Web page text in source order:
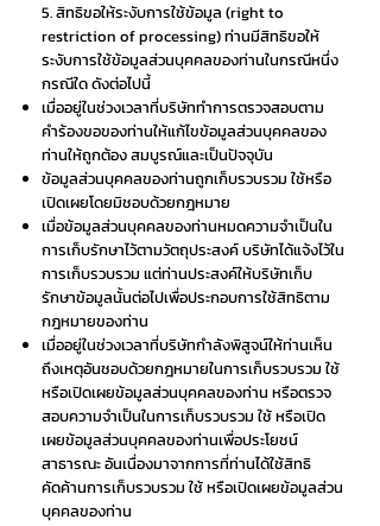
5. สิทธิขอให้ระงับการใช้ข้อมูล (right to
restriction of processing) ท่านมีสิทธิขอให้
ระงับการใช้ข้อมูลส่วนบุคคลของท่านในกรณีหนึ่ง
กรณีใด ดังต่อไปนี้
เมื่ออยู่ในช่วงเวลาที่บริษัททำการตรวจสอบตาม
คำร้องขอของท่านให้แก้ไขข้อมูลส่วนบุคคลของ
ท่านให้ถูกต้อง สมบูรณ์และเป็นปัจจุบัน
ข้อมูลส่วนบุคคลของท่านถูกเก็บรวบรวม ใช้หรือ
เปิดเผยโดยมิชอบด้วยกฎหมาย
เมื่อข้อมูลส่วนบุคคลของท่านหมดความจำเป็นใน
การเก็บรักษาไว้ตามวัตถุประสงค์ บริษัทได้แจ้งไว้ใน
การเก็บรวบรวม แต่ท่านประสงค์ให้บริษัทเก็บ
รักษาข้อมูลนั้นต่อไปเพื่อประกอบการใช้สิทธิตาม
กฎหมายของท่าน
เมื่ออยู่ในช่วงเวลาที่บริษัทกำลังพิสูจน์ให้ท่านเห็น
ถึงเหตุอันชอบด้วยกฎหมายในการเก็บรวบรวม ใช้
หรือเปิดเผยข้อมูลส่วนบุคคลของท่าน หรือตรวจ
สอบความจำเป็นในการเก็บรวบรวม ใช้ หรือเปิด
เผยข้อมูลส่วนบุคคลของท่านเพื่อประโยชน์
สาธารณะ อันเนื่องมาจากการที่ท่านได้ใช้สิทธิ
คัดค้านการเก็บรวบรวม ใช้ หรือเปิดเผยข้อมูลส่วน
บุคคลของท่าน